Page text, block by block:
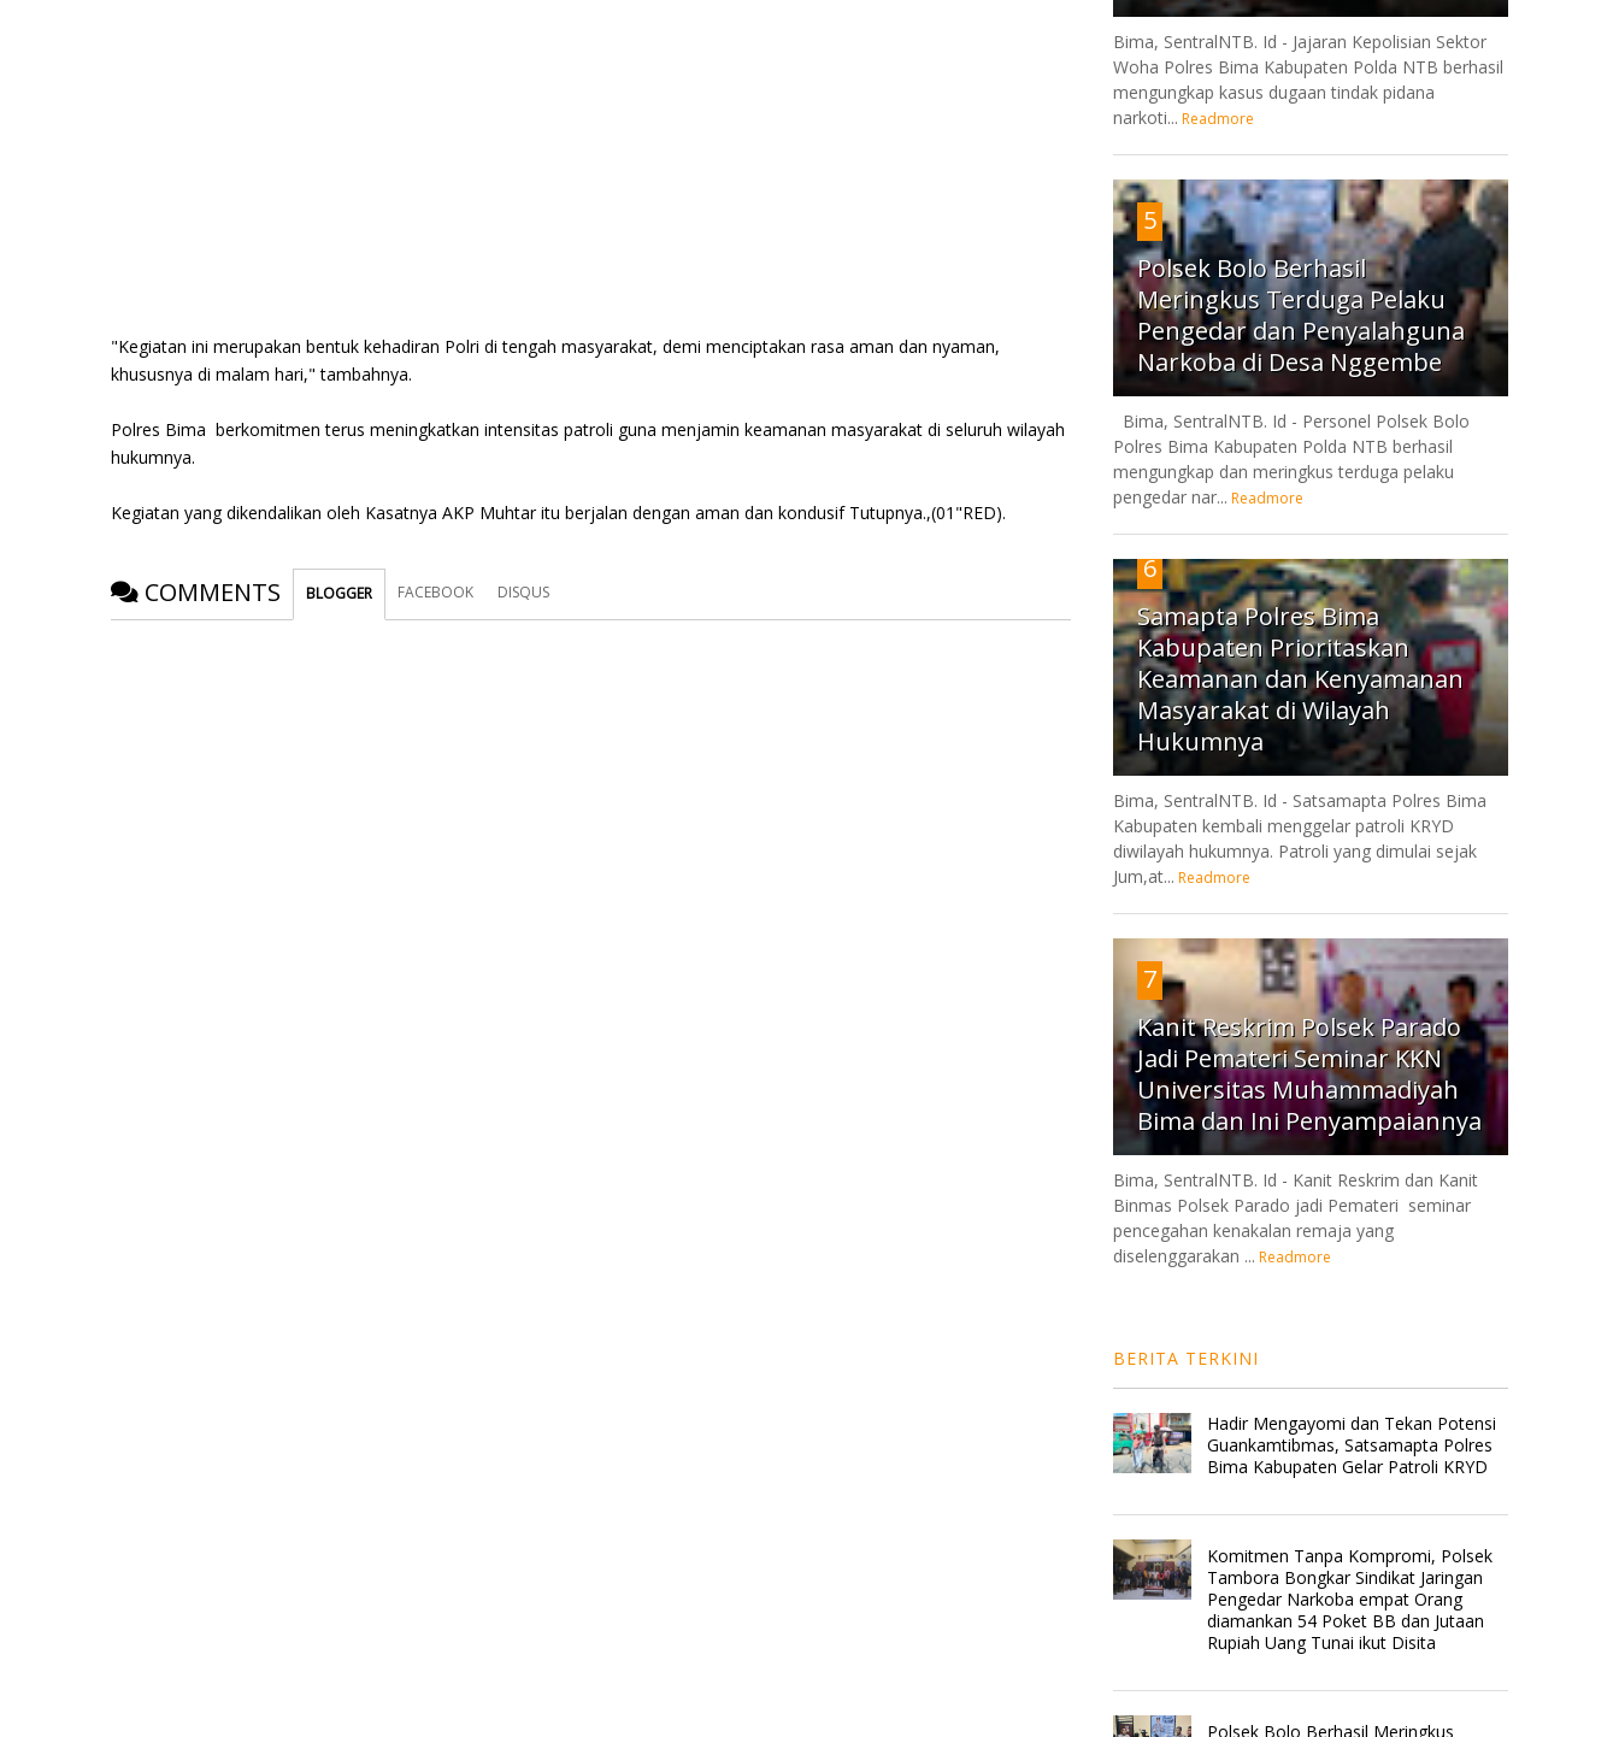
"Kegiatan ini merupakan bentuk kehadiran Polri di tengah masyarakat, demi menciptakan rasa aman dan nyaman,
khususnya di malam hari," tambahnya.
Polres Bima berkomitmen terus meningkatkan intensitas patroli guna menjamin keamanan masyarakat di seluruh wilayah
hukumnya.
Kegiatan yang dikendalikan oleh Kasatnya AKP Muhtar itu berjalan dengan aman dan kondusif Tutupnya.,(01"RED).
COMMENTS BLOGGER FACEBOOK DISQUS
Bima, SentralNTB. Id - Jajaran Kepolisian Sektor
Woha Polres Bima Kabupaten Polda NTB berhasil
mengungkap kasus dugaan tindak pidana
narkoti... Readmore
5
Polsek Bolo Berhasil
Meringkus Terduga Pelaku
Pengedar dan Penyalahguna
Narkoba di Desa Nggembe
Bima, SentralNTB. Id - Personel Polsek Bolo
Polres Bima Kabupaten Polda NTB berhasil
mengungkap dan meringkus terduga pelaku
pengedar nar... Readmore
6
Samapta Polres Bima
Kabupaten Prioritaskan
Keamanan dan Kenyamanan
Masyarakat di Wilayah
Hukumnya
Bima, SentralNTB. Id - Satsamapta Polres Bima
Kabupaten kembali menggelar patroli KRYD
diwilayah hukumnya. Patroli yang dimulai sejak
Jum,at... Readmore
7
Kanit Reskrim Polsek Parado
Jadi Pemateri Seminar KKN
Universitas Muhammadiyah
Bima dan Ini Penyampaiannya
Bima, SentralNTB. Id - Kanit Reskrim dan Kanit
Binmas Polsek Parado jadi Pemateri seminar
pencegahan kenakalan remaja yang
diselenggarakan ... Readmore
BERITA TERKINI
Hadir Mengayomi dan Tekan Potensi
Guankamtibmas, Satsamapta Polres
Bima Kabupaten Gelar Patroli KRYD
Komitmen Tanpa Kompromi, Polsek
Tambora Bongkar Sindikat Jaringan
Pengedar Narkoba empat Orang
diamankan 54 Poket BB dan Jutaan
Rupiah Uang Tunai ikut Disita
Polsek Bolo Berhasil Meringkus